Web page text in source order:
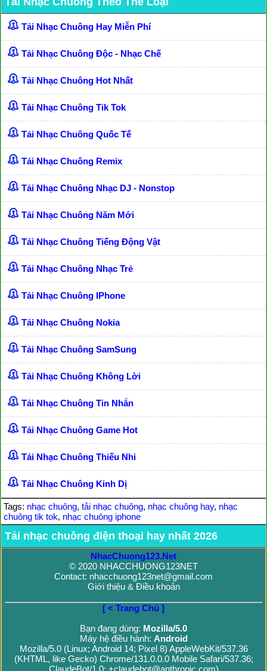
Tải Nhạc Chuông Hay Miễn Phí
Tải Nhạc Chuông Độc - Nhạc Chế
Tải Nhạc Chuông Hot Nhất
Tải Nhạc Chuông Tik Tok
Tải Nhạc Chuông Quốc Tế
Tải Nhạc Chuông Remix
Tải Nhạc Chuông Nhạc DJ - Nonstop
Tải Nhạc Chuông Năm Mới
Tải Nhạc Chuông Tiếng Động Vật
Tải Nhạc Chuông Nhạc Trẻ
Tải Nhạc Chuông IPhone
Tải Nhạc Chuông Nokia
Tải Nhạc Chuông SamSung
Tải Nhạc Chuông Không Lời
Tải Nhạc Chuông Tin Nhắn
Tải Nhạc Chuông Game Hot
Tải Nhạc Chuông Thiếu Nhi
Tải Nhạc Chuông Kinh Dị
Tags: nhạc chuông, tải nhạc chuông, nhạc chuông hay, nhạc
chuông tik tok, nhạc chuông iphone
Tải nhạc chuông điện thoại hay nhất 2026
NhacChuong123.Net
© 2020 NHACCHUONG123NET
Contact: nhacchuong123net@gmail.com
Giới thiệu & Điều khoản
[ < Trang Chủ ]
Bạn đang dùng: Mozilla/5.0
Máy hệ điều hành: Android
Mozilla/5.0 (Linux; Android 14; Pixel 8) AppleWebKit/537.36
(KHTML, like Gecko) Chrome/131.0.0.0 Mobile Safari/537.36;
ClaudeBot/1.0; +claudebot@anthropic.com)